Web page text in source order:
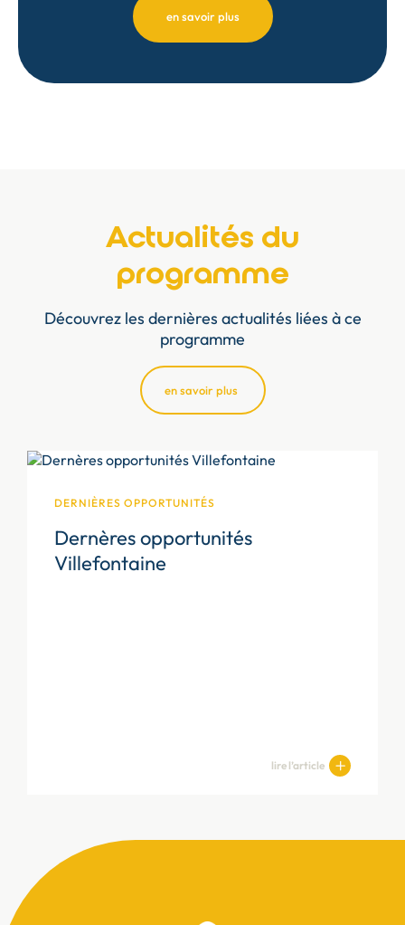
en savoir plus
Actualités du
programme
Découvrez les dernières actualités liées à ce
programme
en savoir plus
DERNIÈRES OPPORTUNITÉS
Dernères opportunités
Villefontaine
lire l’article